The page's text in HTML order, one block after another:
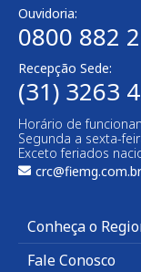
Ouvidoria:
0800 882
Recepção Sede:
(31) 3263
Horário de
Segunda a sexta-
Exceto feriados
crc@fiemg.com.br
Conheça o
Fale Conosco